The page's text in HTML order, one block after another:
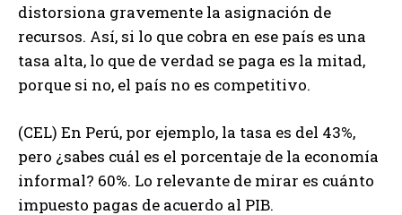
distorsiona gravemente la asignación de
recursos. Así, si lo que cobra en ese país es una
tasa alta, lo que de verdad se paga es la mitad,
porque si no, el país no es competitivo.
(CEL) En Perú, por ejemplo, la tasa es del 43%,
pero ¿sabes cuál es el porcentaje de la economía
informal? 60%. Lo relevante de mirar es cuánto
impuesto pagas de acuerdo al PIB.